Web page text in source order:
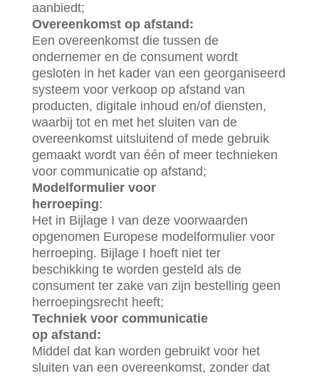
aanbiedt;
Overeenkomst op afstand:
Een overeenkomst die tussen de
ondernemer en de consument wordt
gesloten in het kader van een georganiseerd
systeem voor verkoop op afstand van
producten, digitale inhoud en/of diensten,
waarbij tot en met het sluiten van de
overeenkomst uitsluitend of mede gebruik
gemaakt wordt van één of meer technieken
voor communicatie op afstand;
Modelformulier voor
herroeping:
Het in Bijlage I van deze voorwaarden
opgenomen Europese modelformulier voor
herroeping. Bijlage I hoeft niet ter
beschikking te worden gesteld als de
consument ter zake van zijn bestelling geen
herroepingsrecht heeft;
Techniek voor communicatie
op afstand:
Middel dat kan worden gebruikt voor het
sluiten van een overeenkomst, zonder dat